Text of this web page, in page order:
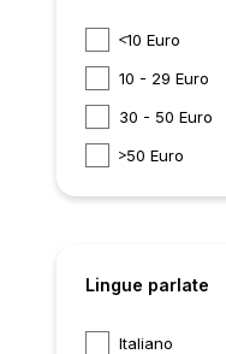
10 Euro
10 - 29 Euro
30 - 50 Euro
50 Euro
Lingue parlate
Italiano